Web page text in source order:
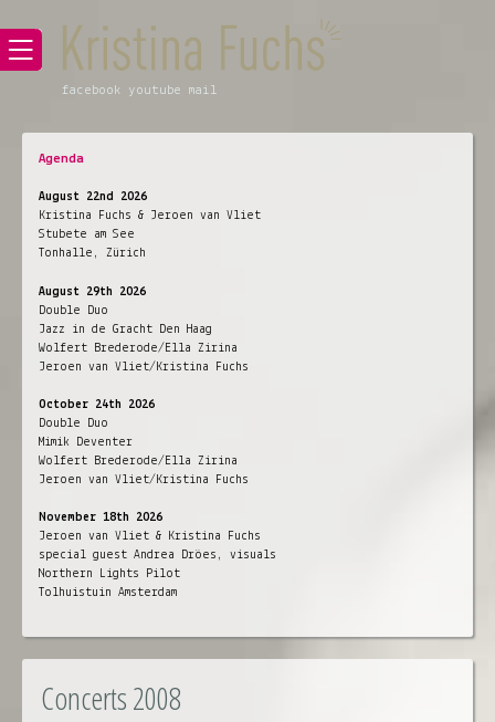
facebook youtube mail
Agenda
August 22nd 2026
Kristina Fuchs & Jeroen van Vliet
Stubete am See
Tonhalle, Zürich
August 29th 2026
Double Duo
Jazz in de Gracht Den Haag
Wolfert Brederode/Ella Zirina
Jeroen van Vliet/Kristina Fuchs
October 24th 2026
Double Duo
Mimik Deventer
Wolfert Brederode/Ella Zirina
Jeroen van Vliet/Kristina Fuchs
November 18th 2026
Jeroen van Vliet & Kristina Fuchs
special guest Andrea Dröes, visuals
Northern Lights Pilot
Tolhuistuin Amsterdam
Concerts 2008